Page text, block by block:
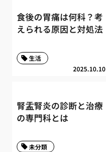
食後の胃痛は何科？考
えられる原因と対処法
2025.10.10
生活
腎盂腎炎の診断と治療
の専門科とは
未分類